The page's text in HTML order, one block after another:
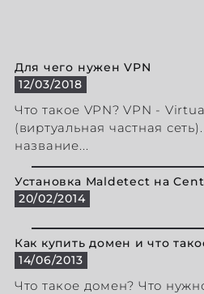
Для чего нужен VPN
12/03/2018
Что такое VPN? VPN -
(виртуальная частная
название...
Установка Maldetect на
20/02/2014
Как купить домен и что
14/06/2013
Что такое домен? Что